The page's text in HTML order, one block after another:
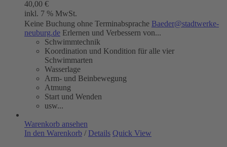
40,00 €
inkl. 7 % MwSt.
Keine Buchung ohne Terminabsprache Baeder@stadtwerke-
neuburg.de Erlernen und Verbessern von...
Schwimmtechnik
Koordination und Kondition für alle vier
Schwimmarten
Wasserlage
Arm- und Beinbewegung
Atmung
Start und Wenden
usw...
Warenkorb ansehen
In den Warenkorb / Details Quick View